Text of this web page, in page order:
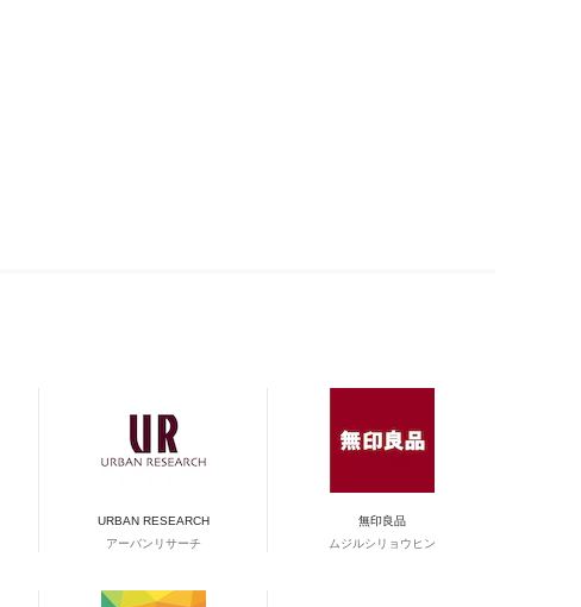
URBAN RESEARCH
アーバンリサーチ
無印良品
ムジルシリョウヒン